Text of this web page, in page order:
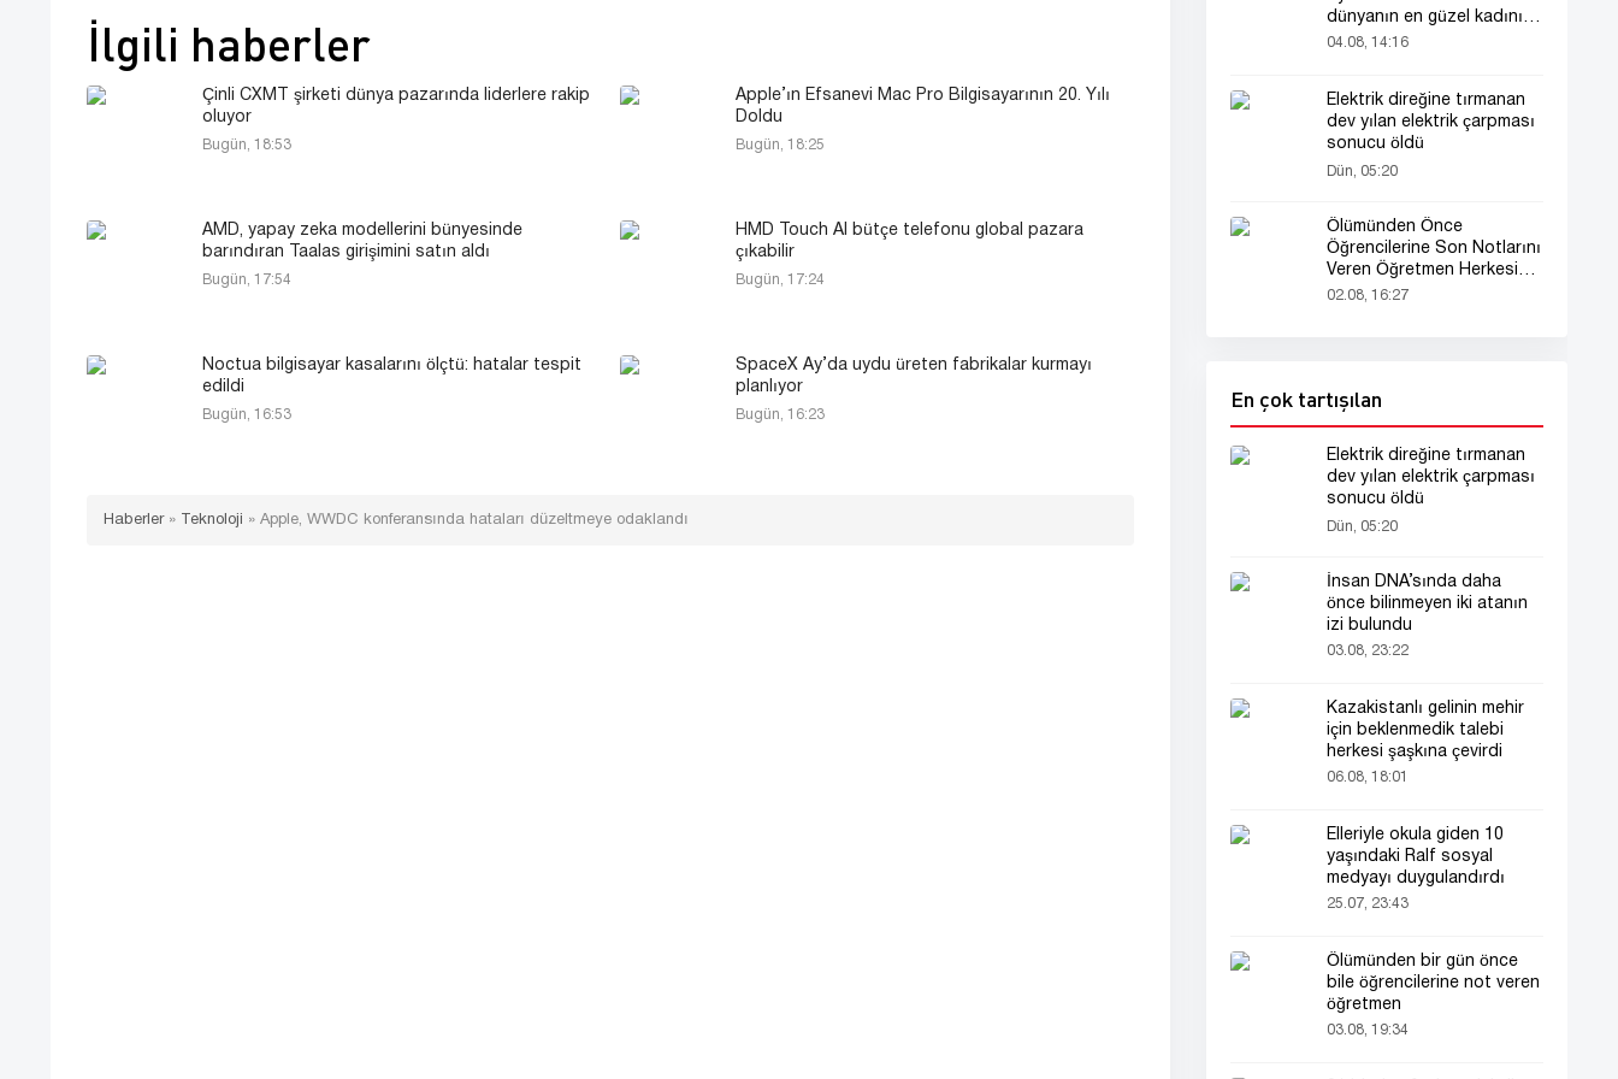
İlgili haberler
Çinli CXMT şirketi dünya pazarında liderlere rakip
oluyor
Bugün, 18:53
Apple’ın Efsanevi Mac Pro Bilgisayarının 20. Yılı
Doldu
Bugün, 18:25
AMD, yapay zeka modellerini bünyesinde
barındıran Taalas girişimini satın aldı
Bugün, 17:54
HMD Touch AI bütçe telefonu global pazara
çıkabilir
Bugün, 17:24
Noctua bilgisayar kasalarını ölçtü: hatalar tespit
edildi
Bugün, 16:53
SpaceX Ay’da uydu üreten fabrikalar kurmayı
planlıyor
Bugün, 16:23
Haberler» Teknoloji » Apple, WWDC konferansında hataları düzeltmeye odaklandı
dünyanın en güzel kadını
seçildi!
04.08, 14:16
Elektrik direğine tırmanan
dev yılan elektrik çarpması
sonucu öldü
Dün, 05:20
Ölümünden Önce
Öğrencilerine Son Notlarını
Veren Öğretmen Herkesi
Derinden Etkiledi
02.08, 16:27
En çok tartışılan
Elektrik direğine tırmanan
dev yılan elektrik çarpması
sonucu öldü
Dün, 05:20
İnsan DNA’sında daha
önce bilinmeyen iki atanın
izi bulundu
03.08, 23:22
Kazakistanlı gelinin mehir
için beklenmedik talebi
herkesi şaşkına çevirdi
06.08, 18:01
Elleriyle okula giden 10
yaşındaki Ralf sosyal
medyayı duygulandırdı
25.07, 23:43
Ölümünden bir gün önce
bile öğrencilerine not veren
öğretmen
03.08, 19:34